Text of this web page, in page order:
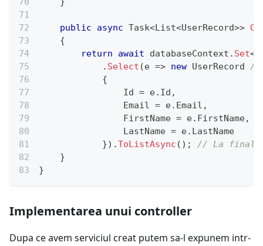
public async Task<List<UserRecord>>
{
return
await databaseContext . Set<
. Select (e => new UserRecord //
{
                Id
= e. Id ,
                Email
= e. Email ,
                FirstName
= e. FirstName,
                LastName
= e. LastName
}) .ToListAsync ( ) ;
// La final
}
}
Implementarea unui controller
Dupa ce avem serviciul creat putem sa-l expunem intr-